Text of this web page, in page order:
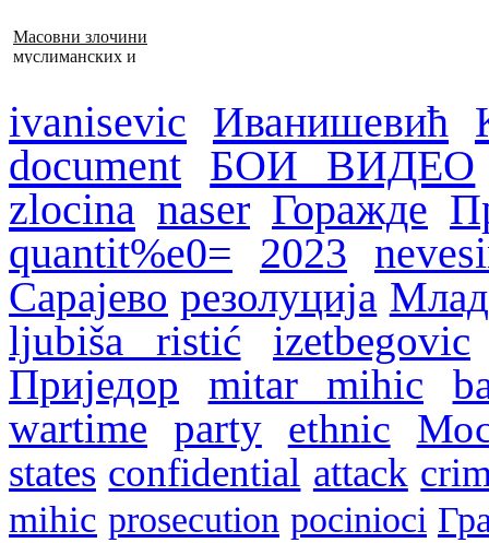
Масовни злочини
муслиманских и
ivanisevic Иванишевић
document БОИ ВИДЕО
zlocina naser Горажде
quantit%e0= 2023
Сарајево резолуција
ljubiša ristić
izetbegovic
Приједор
mitar mihic
wartime party ethnic
states confidential attack
mihic prosecution pocinioci